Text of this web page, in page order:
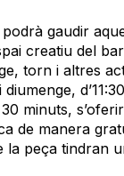
gaudir
creatiu del
torn i altres
minuts,
de manera
la peça tindran